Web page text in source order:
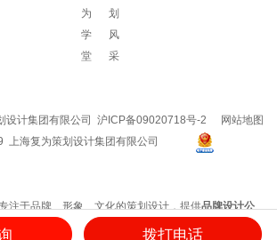
为
学
堂
划
风
采
网站地图
设计集团有限公司 沪ICP备09020718号-2
上海复为策划设计集团有限公司
注于品牌、形象、文化的策划设计，提供品牌设计公
计 企业文化建设方案 品牌策划方案/企业logo设计
拨打电话